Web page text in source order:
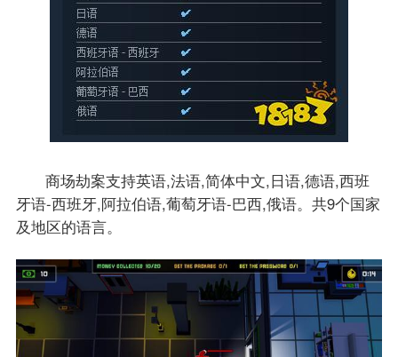
商场劫案支持英语,法语,简体中文,日语,德语,西班
牙语-西班牙,阿拉伯语,葡萄牙语-巴西,俄语。共9个国家
及地区的语言。